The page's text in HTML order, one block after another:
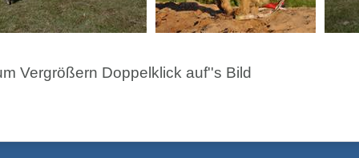
Vergrößern Doppelklick auf''s Bild